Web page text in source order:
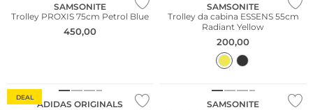
SAMSONITE
Trolley PROXIS 75cm Petrol Blue
450,00
SAMSONITE
Trolley da cabina ESSENS 55cm
Radiant Yellow
200,00
DEAL
ADIDAS ORIGINALS
SAMSONITE